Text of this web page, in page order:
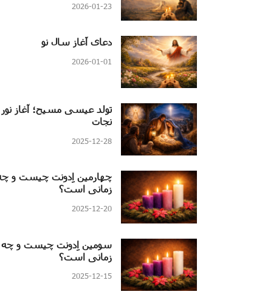
2026-01-23
دعای آغاز سال نو
2026-01-01
تولد عیسی مسیح؛ آغاز
نجات
2025-12-28
چهارمین اِدونت چیست و
زمانی است؟
2025-12-20
سومین اِدونت چیست و چه
زمانی است؟
2025-12-15